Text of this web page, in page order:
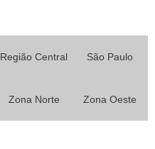
Região Central São Paulo
Zona Norte Zona Oeste